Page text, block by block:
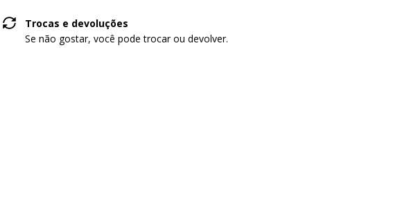
Trocas e devoluções
Se não gostar, você pode trocar ou devolver.